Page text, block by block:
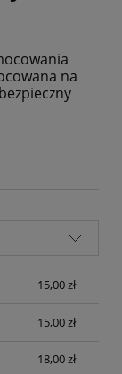
na
15,00 zł
15,00 zł
18,00 zł